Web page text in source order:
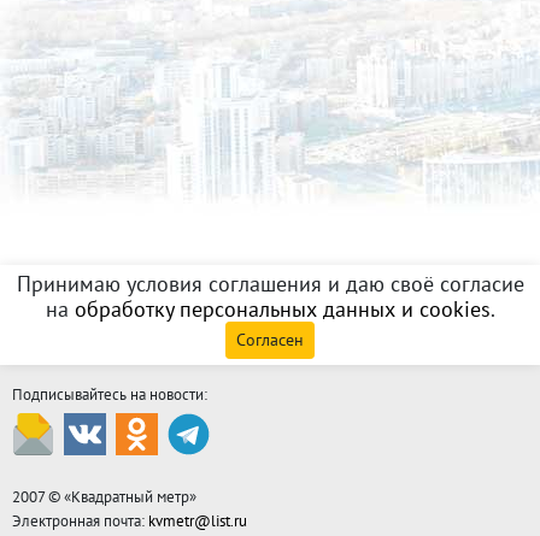
Принимаю условия соглашения и даю своё согласие
на обработку персональных данных и cookies.
Согласен
Подписывайтесь на новости:
2007 © «Квадратный метр»
Электронная почта: kvmetr@list.ru